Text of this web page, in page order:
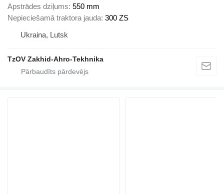
Apstrādes dziļums 550 mm
Nepieciešamā traktora jauda 300 ZS
Ukraina, Lutsk
TzOV Zakhid-Ahro-Tekhnika